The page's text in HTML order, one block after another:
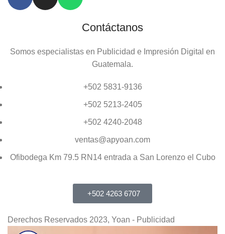
Contáctanos
Somos especialistas en Publicidad e Impresión Digital en
Guatemala.
+502 5831-9136
+502 5213-2405
+502 4240-2048
ventas@apyoan.com
Ofibodega Km 79.5 RN14 entrada a San Lorenzo el Cubo
+502 4263 6707
Derechos Reservados 2023, Yoan - Publicidad